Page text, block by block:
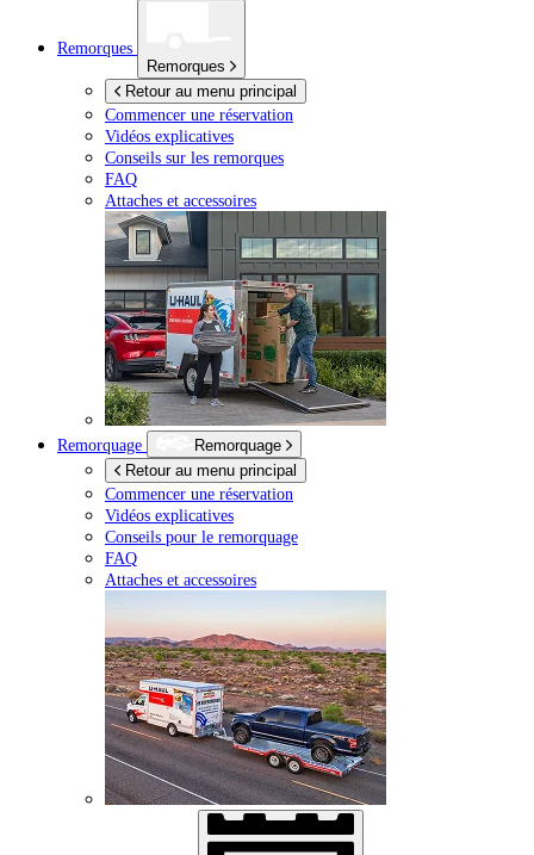
Remorques
Remorques
Retour au menu principal
Commencer une réservation
Vidéos explicatives
Conseils sur les remorques
FAQ
Attaches et accessoires
Remorquage
Remorquage
Retour au menu principal
Commencer une réservation
Vidéos explicatives
Conseils pour le remorquage
FAQ
Attaches et accessoires